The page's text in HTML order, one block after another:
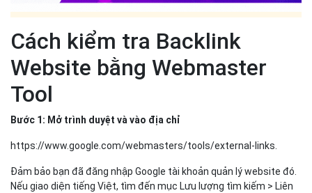
Cách kiểm tra Backlink
Website bằng Webmaster
Tool
Bước 1: Mở trình duyệt và vào địa chỉ
https://www.google.com/webmasters/tools/external-links.
Đảm bảo bạn đã đăng nhập Google tài khoản quản lý website đó.
Nếu giao diện tiếng Việt, tìm đến mục Lưu lượng tìm kiếm > Liên